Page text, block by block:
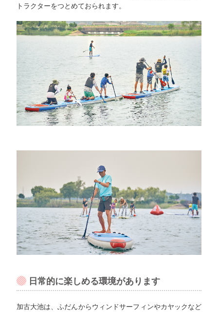
トラクターをつとめておられます。
日常的に楽しめる環境があります
加古大池は、ふだんからウィンドサーフィンやカヤックなど